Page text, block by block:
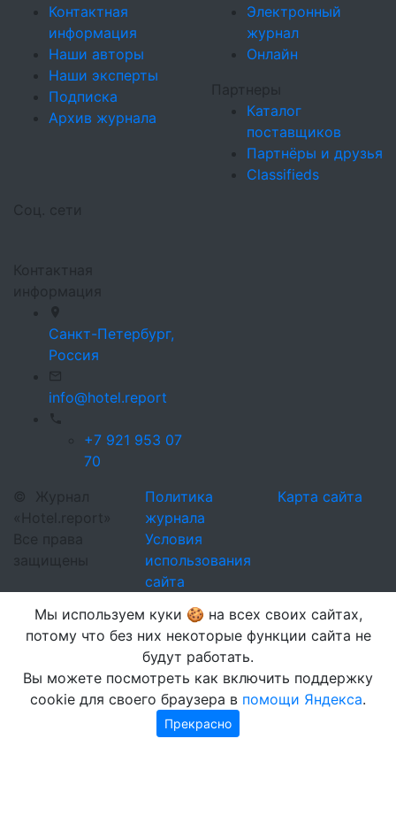
Контактная
информация
Наши авторы
Наши эксперты
Подписка
Архив журнала
Электронный
журнал
Онлайн
Партнеры
Каталог
поставщиков
Партнёры и друзья
Classifieds
Соц. сети
Контактная
информация
Санкт-Петербург,
Россия
info@hotel.report
+7 921 953 07
70
©
Журнал
«Hotel.report»
Все права
защищены
Политика
журнала
Условия
использования
сайта
Карта сайта
Мы используем куки 🍪 на всех своих сайтах,
потому что без них некоторые функции сайта не
будут работать.
Вы можете посмотреть как включить поддержку
cookie для своего браузера в помощи Яндекса.
Прекрасно